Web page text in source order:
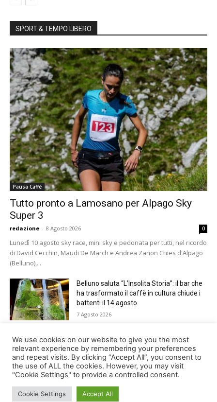
SPORT & TEMPO LIBERO
Pausa Caffè
Tutto pronto a Lamosano per Alpago Sky
Super 3
redazione - 8 Agosto 2026 0
Lunedì 10 agosto sky race, mini sky e pedonata per tutti, nel ricordo
di David Cecchin, Maudi De March e Andrea Zanon Chies d'Alpago
(Belluno),...
Belluno saluta “L’Insolita Storia”: il bar che
ha trasformato il caffè in cultura chiude i
battenti il 14 agosto
7 Agosto 2026
Giro del Lago di Santa Croce 2026.
Appuntamento domenica 16 agosto
7 Agosto 2026
We use cookies on our website to give you the most
relevant experience by remembering your preferences
and repeat visits. By clicking “Accept All”, you consent to
the use of ALL the cookies. However, you may visit
"Cookie Settings" to provide a controlled consent.
Cookie Settings Accept All